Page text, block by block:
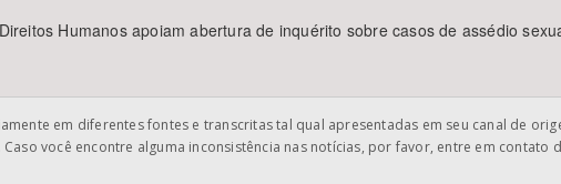
Humanos apoiam abertura de inquérito sobre casos de assédio
em diferentes fontes e transcritas tal qual apresentadas em seu canal de
você encontre alguma inconsistência nas notícias, por favor, entre em contato